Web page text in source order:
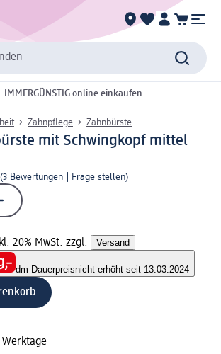
IMMERGÜNSTIG online einkaufen
Zahnpflege Zahnbürste
mit Schwingkopf mittel
(3 Bewertungen Frage stellen)
20% MwSt. zzgl. Versand
dm Dauerpreisnicht erhöht seit 13.03.2024